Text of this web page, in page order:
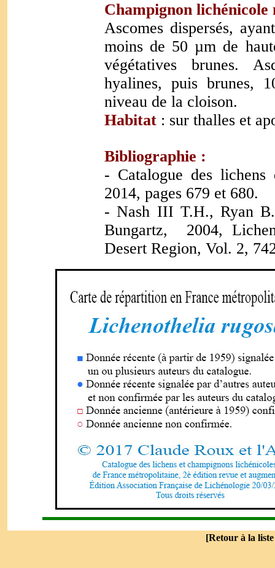
Champignon lichénicole
Ascomes dispersés,
moins de 50 µm de
végétatives brunes.
hyalines, puis brunes,
niveau de la cloison.
Habitat : sur thalles et
Bibliographie :
- Catalogue des
2014, pages 679 et 680.
- Nash III T.H., Ryan
Bungartz, 2004,
Desert Region, Vol. 2,
[Retour à la liste